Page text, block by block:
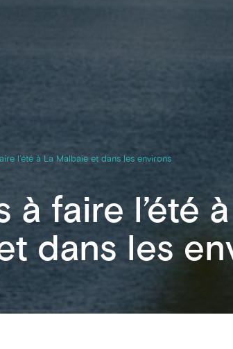
l’été à La Malbaie et dans les environs
à faire l’été
dans les